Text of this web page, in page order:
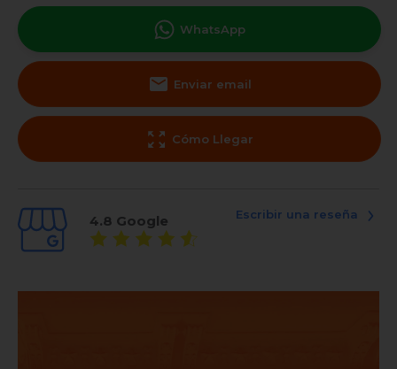
WhatsApp
Enviar email
Cómo Llegar
4.8 Google Escribir una reseña